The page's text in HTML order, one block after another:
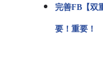
完善FB【双
要！重要！